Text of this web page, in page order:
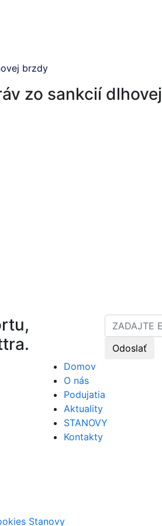
brzdy
zo sankcií dlhovej
Odoslať
Domov
O nás
Podujatia
Aktuality
STANOVY
Kontakty
Stanovy